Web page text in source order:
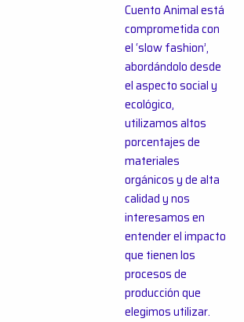
Cuento Animal está
comprometida con
el ‘slow fashion’,
abordándolo desde
el aspecto social y
ecológico,
utilizamos altos
porcentajes de
materiales
orgánicos y de alta
calidad y nos
interesamos en
entender el impacto
que tienen los
procesos de
producción que
elegimos utilizar.